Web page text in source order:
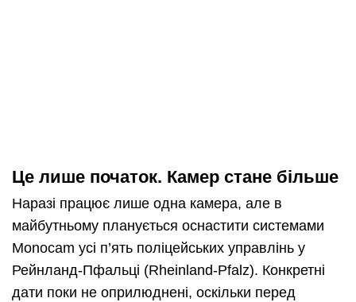
Це лише початок. Камер стане більше
Наразі працює лише одна камера, але в
майбутньому планується оснастити системами
Monocam усі п’ять поліцейських управлінь у
Рейнланд-Пфальці (Rheinland-Pfalz). Конкретні
дати поки не оприлюднені, оскільки перед